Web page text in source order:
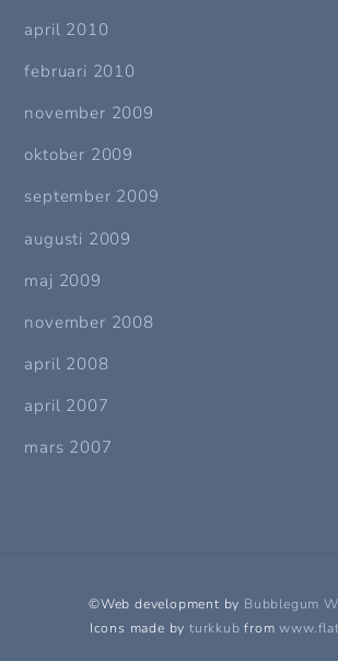
april 2010
februari 2010
november 2009
oktober 2009
september 2009
augusti 2009
maj 2009
november 2008
april 2008
april 2007
mars 2007
©Web development by Bubblegum
Icons made by turkkub from